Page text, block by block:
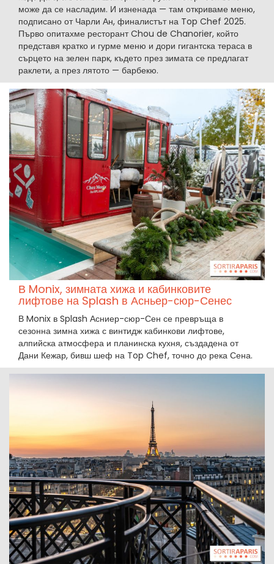
може да се насладим. И изненада — там откриваме меню,
подписано от Чарли Ан, финалистът на Top Chef 2025.
Първо опитахме ресторант Chou de Chanorier, който
представя кратко и гурме меню и дори гигантска тераса в
сърцето на зелен парк, където през зимата се предлагат
раклети, а през лятото — барбекю.
В Monix, зимната хижа и кабинковите
лифтове на Splash в Асньер-сюр-Сенес
В Monix в Splash Асниер-сюр-Сен се превръща в
сезонна зимна хижа с винтидж кабинкови лифтове,
алпийска атмосфера и планинска кухня, създадена от
Дани Кежар, бивш шеф на Top Chef, точно до река Сена.